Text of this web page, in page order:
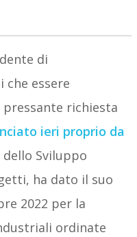
di
che essere
richiesta
ieri proprio da
Sviluppo
ha dato il suo
2022 per la
ordinate